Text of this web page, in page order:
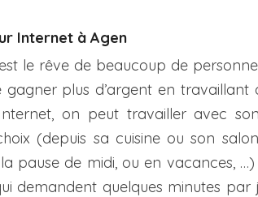
Internet à Agen
le rêve de beaucoup de
plus d’argent en travaillant
on peut travailler avec
(depuis sa cuisine ou son
pause de midi, ou en vacances,
demandent quelques minutes par